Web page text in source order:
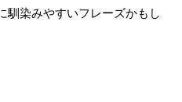
馴染みやすいフレーズかもし